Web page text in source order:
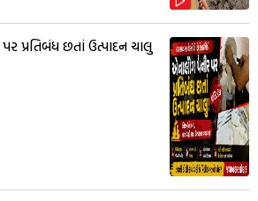
પ્રતિબંધ છતાં ઉત્પાદન ચાલુ